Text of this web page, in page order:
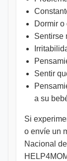
Dormir
Sentirse
Sentir
a su
Si
o envíe un
Nacional